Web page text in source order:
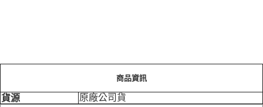
每筆NT$100，滿NT$799(含以上)免運費
商品資訊
貨源 原廠公司貨